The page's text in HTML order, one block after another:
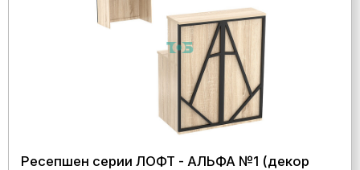
Ресепшен серии ЛОФТ - АЛЬФА №1 (декор